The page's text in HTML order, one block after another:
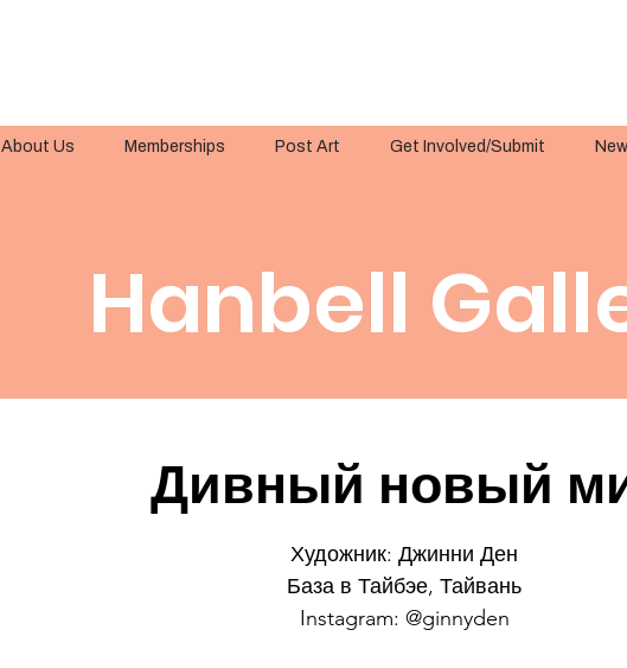
About Us Memberships Post Art Get Involved/Submit
Hanbell
Дивный новый
Художник: Джинни Ден
База в Тайбэе, Тайвань
Instagram: @ginnyden